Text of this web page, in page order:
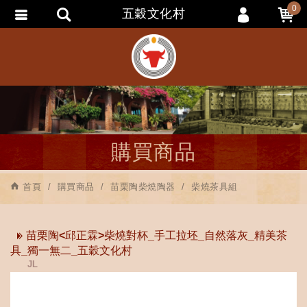
購買商品
首頁 購買商品 苗栗陶柴燒陶器 柴燒茶具組
苗栗陶<邱正霖>柴燒對杯_手工拉坯_自然落灰_精美茶
具_獨一無二_五穀文化村
JL
五穀文化村 0
會員登入
會員註冊
忘記密碼
訂單查詢
追蹤清單
匯款通知